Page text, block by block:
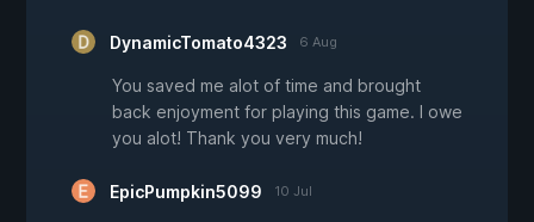
DynamicTomato4323 6 Aug
You saved me alot of time and brought
back enjoyment for playing this game. I owe
you alot! Thank you very much!
EpicPumpkin5099 10 Jul